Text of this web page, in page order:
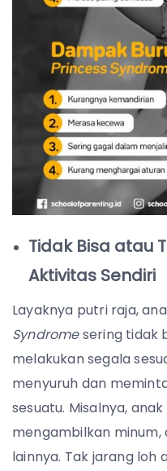
Tidak Bisa atau
Aktivitas Sendiri
Layaknya putri raja,
Syndromesering tidak
melakukan segala
menyuruh dan
sesuatu. Misalnya,
mengambilkan
lainnya. Tak jarang loh